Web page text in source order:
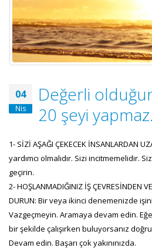
04
Nis
Değerli
20 şeyi yapmaz.
1- SİZİ AŞAĞI ÇEKECEK İNSANLARDAN
yardımcı olmalıdır. Sizi incitmemelidir.
geçirin.
2- HOŞLANMADIĞINIZ İŞ ÇEVRESİNDEN
DURUN: Bir veya ikinci denemenizde
Vazgeçmeyin. Aramaya devam edin.
bir şekilde çalışırken buluyorsanız
Devam edin. Başarı çok yakınınızda.